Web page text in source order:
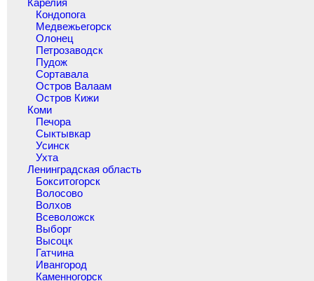
Карелия
Кондопога
Медвежьегорск
Олонец
Петрозаводск
Пудож
Сортавала
Остров Валаам
Остров Кижи
Коми
Печора
Сыктывкар
Усинск
Ухта
Ленинградская область
Бокситогорск
Волосово
Волхов
Всеволожск
Выборг
Высоцк
Гатчина
Ивангород
Каменногорск